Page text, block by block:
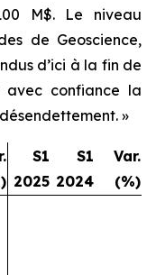
M$. Le niveau
de Geoscience,
d’ici à la fin de
avec confiance la
»
S1
2025
S1
2024
Var.
(%)